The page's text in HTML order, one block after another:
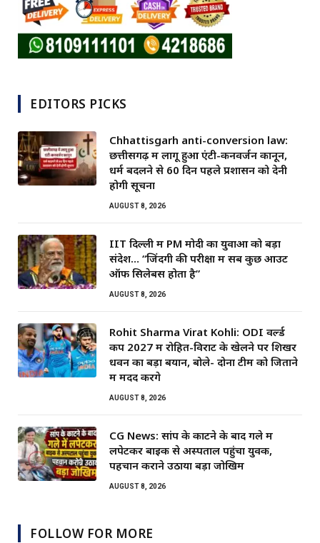
EDITORS PICKS
Chhattisgarh anti-conversion law:
छत्तीसगढ़ में लागू हुआ एंटी-कनवर्जन कानून,
धर्म बदलने से 60 दिन पहले प्रशासन को देनी
होगी सूचना
AUGUST 8, 2026
IIT दिल्ली में PM मोदी का युवाओं को बड़ा
संदेश… “जिंदगी की परीक्षा में सब कुछ आउट
ऑफ सिलेबस होता है”
AUGUST 8, 2026
Rohit Sharma Virat Kohli: ODI वर्ल्ड
कप 2027 में रोहित-विराट के खेलने पर शिखर
धवन का बड़ा बयान, बोले- दोनों टीम को जिताने
में मदद करेंगे
AUGUST 8, 2026
CG News: सांप के काटने के बाद गले में
लपेटकर बाइक से अस्पताल पहुंचा युवक,
पहचान कराने उठाया बड़ा जोखिम
AUGUST 8, 2026
FOLLOW FOR MORE